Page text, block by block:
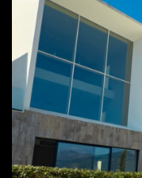
KRAŠIĆI